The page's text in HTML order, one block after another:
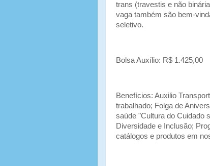
trans (travestis e não
vaga também são bem-
seletivo.
Bolsa Auxílio: R$ 1.425,00
Benefícios: Auxilio
trabalhado; Folga de
saúde "Cultura do Cuidado
Diversidade e Inclusão;
catálogos e produtos em